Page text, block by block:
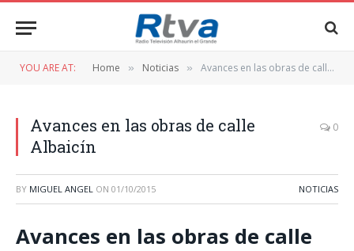
YOU ARE AT: Home » Noticias » Avances en las obras de calle Albaicín
Avances en las obras de calle
Albaicín
0
BY MIGUEL ANGEL ON 01/10/2015 NOTICIAS
Avances en las obras de calle